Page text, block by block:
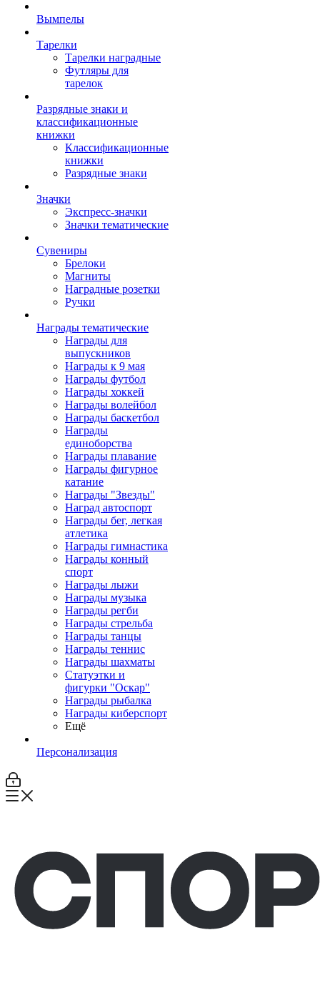
Вымпелы
Тарелки
Тарелки наградные
Футляры для
тарелок
Разрядные знаки и
классификационные
книжки
Классификационные
книжки
Разрядные знаки
Значки
Экспресс-значки
Значки тематические
Сувениры
Брелоки
Магниты
Наградные розетки
Ручки
Награды тематические
Награды для
выпускников
Награды к 9 мая
Награды футбол
Награды хоккей
Награды волейбол
Награды баскетбол
Награды
единоборства
Награды плавание
Награды фигурное
катание
Награды "Звезды"
Наград автоспорт
Награды бег, легкая
атлетика
Награды гимнастика
Награды конный
спорт
Награды лыжи
Награды музыка
Награды регби
Награды стрельба
Награды танцы
Награды теннис
Награды шахматы
Статуэтки и
фигурки "Оскар"
Награды рыбалка
Награды киберспорт
Ещё
Персонализация